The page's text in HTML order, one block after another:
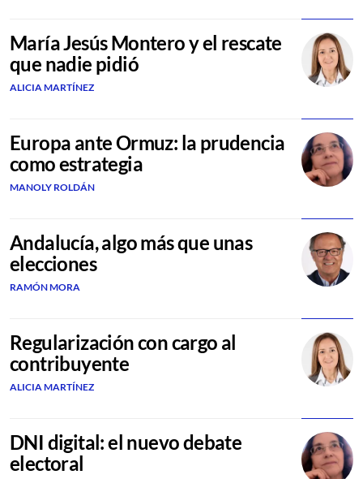
María Jesús Montero y el rescate
que nadie pidió
ALICIA MARTÍNEZ
Europa ante Ormuz: la prudencia
como estrategia
MANOLY ROLDÁN
Andalucía, algo más que unas
elecciones
RAMÓN MORA
Regularización con cargo al
contribuyente
ALICIA MARTÍNEZ
DNI digital: el nuevo debate
electoral